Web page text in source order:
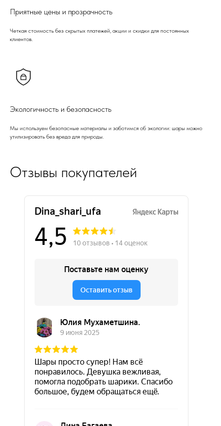
Приятные цены и прозрачность
Четкая стоимость без скрытых платежей, акции и скидки для постоянных
клиентов.
Экологичность и безопасность
Мы используем безопасные материалы и заботимся об экологии: шары можно
утилизировать без вреда для природы.
Отзывы покупателей